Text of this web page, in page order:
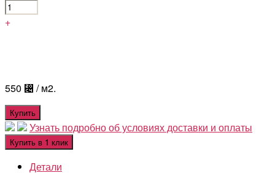
+
550 ⃄ / м2.
Купить
Узнать подробно об условиях доставки и оплаты
Купить в 1 клик
Детали